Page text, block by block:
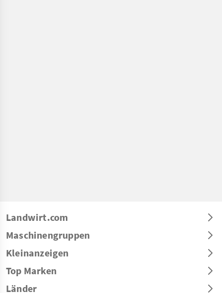
Landwirt.com
Maschinengruppen
Kleinanzeigen
Top Marken
Länder